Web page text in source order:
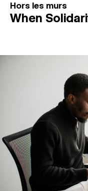
Hors les murs
When